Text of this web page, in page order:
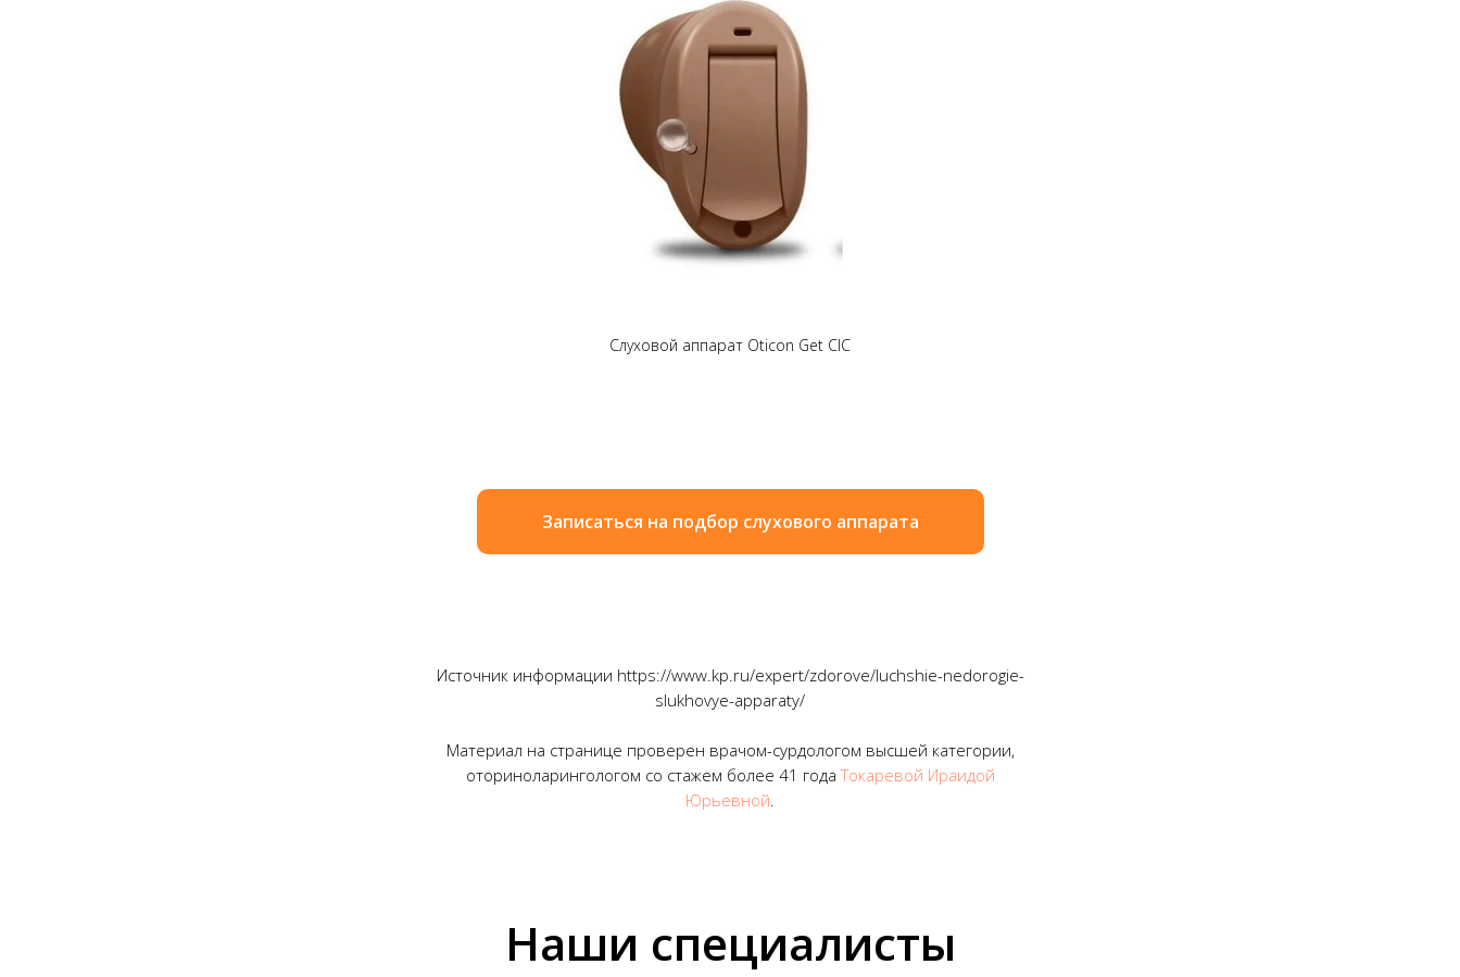
Слуховой аппарат Oticon Get CIC
Записаться на подбор слухового аппарата
Источник информации https://www.kp.ru/expert/zdorove/luchshie-nedorogie-
slukhovye-apparaty/
Материал на странице проверен врачом-сурдологом высшей категории,
оториноларингологом со стажем более 41 годаТокаревой Ираидой
Юрьевной
Наши специалисты